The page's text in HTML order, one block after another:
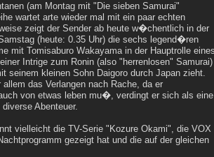
(am Montag mit "Die sieben Samurai"
wartet arte wieder mal mit ein paar echten
zeigt der Sender ab heute w�chentlich in der
(heute: 0.35 Uhr) die sechs legend�ren
mit Tomisaburo Wakayama in der Hauptrolle
Intrige zum Ronin (also "herrenlosen" Samurai)
seinem kleinen Sohn Daigoro durch Japan zieht.
das Verlangen nach Rache, da er
von etwas leben mu�, verdingt er sich als eine
Abenteuer.
vielleicht die TV-Serie "Kozure Okami", die VOX
gezeigt hat und die auf der gleichen